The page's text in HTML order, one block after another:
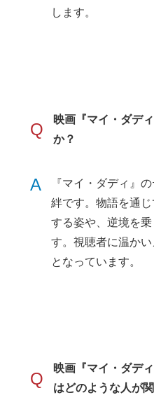
します。
Q
映画『マイ・ダデ
か？
A
『マイ・ダディ』
絆です。物語を通
する姿や、逆境を
す。視聴者に温か
となっています。
Q
映画『マイ・ダデ
はどのような人が